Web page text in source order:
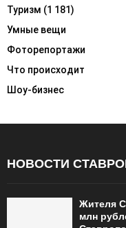
Туризм (1 181)
Умные вещи
Фоторепортажи
Что происходит
Шоу-бизнес
НОВОСТИ
Жителя
млн